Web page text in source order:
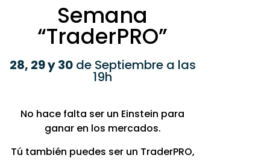
Semana
“TraderPRO”
28, 29 y 30de Septiembre a las
19h
No hace falta ser un Einstein para
ganar en los mercados.
Tú también puedes ser un TraderPRO,